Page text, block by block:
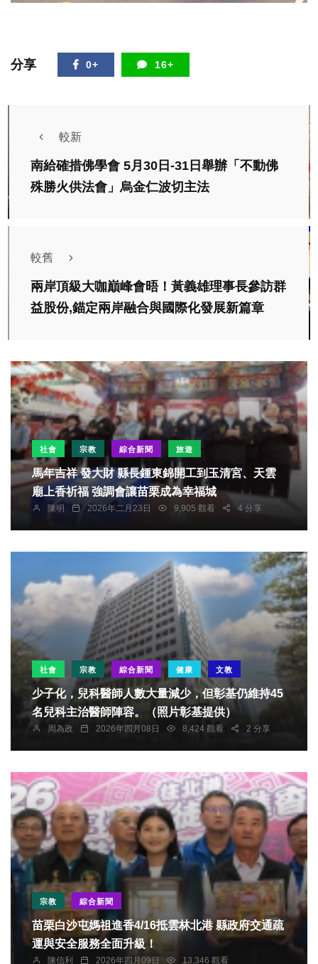
分享 0+ 16+
較新
南給確措佛學會 5月30日-31日舉辦「不動佛
殊勝火供法會」烏金仁波切主法
較舊
兩岸頂級大咖巔峰會晤！黃義雄理事長參訪群
益股份,錨定兩岸融合與國際化發展新篇章
社會 宗教 綜合新聞 旅遊
馬年吉祥 發大財 縣長鍾東錦開工到玉清宮、天雲
廟上香祈福 強調會讓苗栗成為幸福城
陳明 2026年二月23日 9,905 觀看 4 分享
社會 宗教 綜合新聞 健康 文教
少子化，兒科醫師人數大量減少，但彰基仍維持45
名兒科主治醫師陣容。（照片彰基提供）
周為政 2026年四月08日 8,424 觀看 2 分享
宗教 綜合新聞
苗栗白沙屯媽祖進香4/16抵雲林北港 縣政府交通疏
運與安全服務全面升級！
陳信利 2026年四月09日 13,346 觀看
宗教 綜合新聞